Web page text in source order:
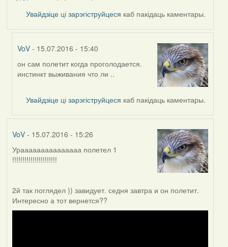
Увайдзіце цізарэгіструйцеся каб пакідаць каментары.
VoV - 15.07.2016 - 15:40
In
reply
(госць)
он сам полетит когда проголодается.
инстинкт выживания что ли ..
Увайдзіце цізарэгіструйцеся каб пакідаць каментары.
VoV- 15.07.2016 - 15:26
Урааааааааааааааа полетел 1
!!!!!!!!!!!!!!!!!!!!!!
2й так поглядел )) завидует. седня завтра и он полетит.
Интересно а тот вернется??